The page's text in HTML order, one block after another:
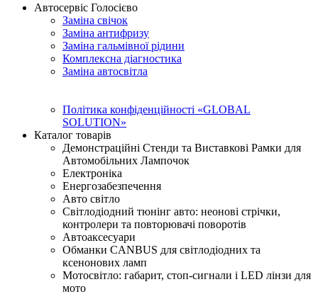
Автосервіс Голосієво
Заміна свічок
Заміна антифризу
Заміна гальмівної рідини
Комплексна діагностика
Заміна автосвітла
Політика конфіденційності «GLOBAL
SOLUTION»
Каталог товарів
Демонстраційні Стенди та Виставкові Рамки для
Автомобільних Лампочок
Електроніка
Енергозабезпечення
Авто світло
Світлодіодний тюнінг авто: неонові стрічки,
контролери та повторювачі поворотів
Автоаксесуари
Обманки CANBUS для світлодіодних та
ксенонових ламп
Мотосвітло: габарит, стоп-сигнали і LED лінзи для
мото